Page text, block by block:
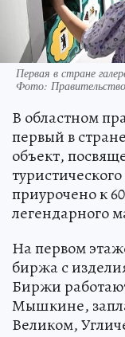
Первая в стране
Фото:
В областном
первый в
объект,
приурочено к
легендарного
На первом
биржа с
Биржи
Мышкине,
Великом,